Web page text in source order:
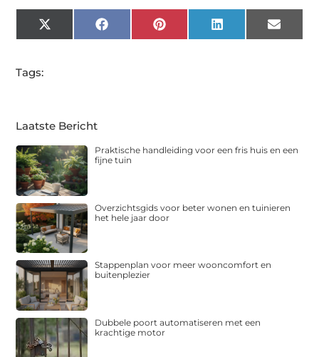
X
(Twitter)
FacebookPinterest LinkedIn Email
Tags:
Laatste Bericht
Praktische handleiding voor een fris huis en een
fijne tuin
Overzichtsgids voor beter wonen en tuinieren
het hele jaar door
Stappenplan voor meer wooncomfort en
buitenplezier
Dubbele poort automatiseren met een
krachtige motor